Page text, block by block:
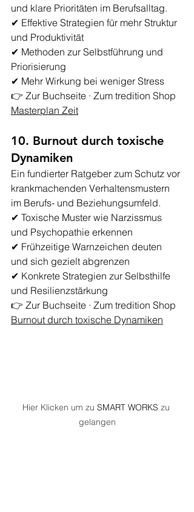
und klare Prioritäten im Berufsalltag.
✔ Effektive Strategien für mehr Struktur
und Produktivität
✔ Methoden zur Selbstführung und
Priorisierung
✔ Mehr Wirkung bei weniger Stress
👉 Zur Buchseite · Zum tredition Shop
Masterplan Zeit
10. Burnout durch toxische
Dynamiken
Ein fundierter Ratgeber zum Schutz vor
krankmachenden Verhaltensmustern
im Berufs- und Beziehungsumfeld.
✔ Toxische Muster wie Narzissmus
und Psychopathie erkennen
✔ Frühzeitige Warnzeichen deuten
und sich gezielt abgrenzen
✔ Konkrete Strategien zur Selbsthilfe
und Resilienzstärkung
👉 Zur Buchseite · Zum tredition Shop
Burnout durch toxische Dynamiken
Hier Klicken um zu SMART WORKS zu
gelangen